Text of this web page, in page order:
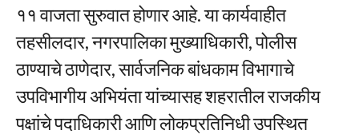
११ वाजता सुरुवात होणार आहे. या कार्यवाहीत
तहसीलदार, नगरपालिका मुख्याधिकारी, पोलीस
ठाण्याचे ठाणेदार, सार्वजनिक बांधकाम विभागाचे
उपविभागीय अभियंता यांच्यासह शहरातील राजकीय
पक्षांचे पदाधिकारी आणि लोकप्रतिनिधी उपस्थित